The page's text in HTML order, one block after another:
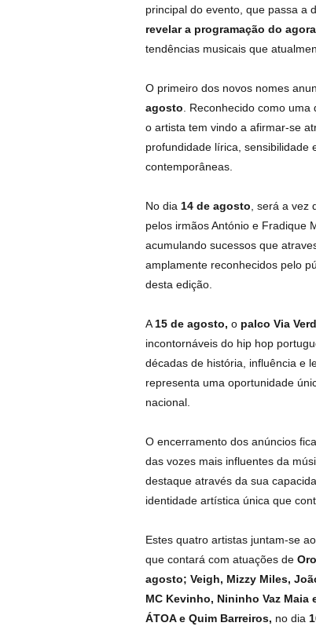
principal do evento, que passa a
revelar a programação do
tendências musicais que
O primeiro dos novos nomes
agosto. Reconhecido como uma
o artista tem vindo a afirmar-se
profundidade lírica, sensibilidade
contemporâneas.
No dia 14 de agosto, será a vez
pelos irmãos António e Fradique
acumulando sucessos que
amplamente reconhecidos pelo
desta edição.
A15 de agosto, o palco Via
incontornáveis do hip hop
décadas de história, influência e
representa uma oportunidade
nacional.
O encerramento dos anúncios
das vozes mais influentes da
destaque através da sua
identidade artística única que
Estes quatro artistas juntam-se
que contará com atuações de
agosto; Veigh, Mizzy Miles,
MC Kevinho, Nininho Vaz Maia
ÁTOA e Quim Barreiros, no dia